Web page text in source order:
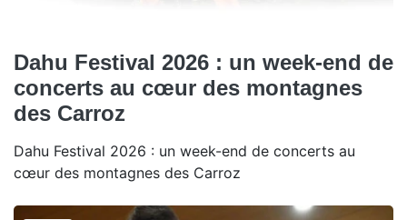
Dahu Festival 2026 : un week-end de
concerts au cœur des montagnes
des Carroz
Dahu Festival 2026 : un week-end de concerts au
cœur des montagnes des Carroz